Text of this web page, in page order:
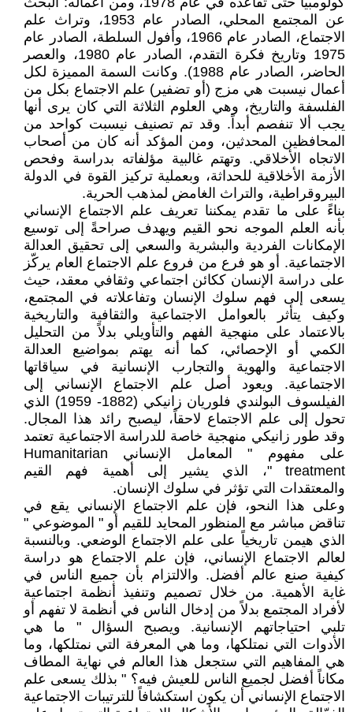
عن المجتمع المحلي، الصادر عام 1953، وتراث علم
الاجتماع، الصادر عام 1966، وأفول السلطة، الصادر عام
1975 وتاريخ فكرة التقدم، الصادر عام 1980، والعصر
الحاضر، الصادر عام 1988). وكانت السمة المميزة لكل
أعمال نيسبت هي مزج (أو تضفير) علم الاجتماع بكل من
الفلسفة والتاريخ، وهي العلوم الثلاثة التي كان يرى أنها
يجب ألا تنفصم أبداً. وقد تم تصنيف نيسبت كواحد من
المحافظين المحدثين، ومن المؤكد أنه كان من أصحاب
الاتجاه الأخلاقي. وتهتم غالبية مؤلفاته بدراسة وفحص
الأزمة الأخلاقية للحداثة، وبعملية تركيز القوة في الدولة
البيروقراطية، والتراث الغامض لمذهب الحرية.
بناءً على ما تقدم يمكننا تعريف علم الاجتماع الإنساني
بأنه العلم الموجه نحو القيم ويهدف صراحةً إلى توسيع
الإمكانات الفردية والبشرية والسعي إلى تحقيق العدالة
الاجتماعية. أو هو فرع من فروع علم الاجتماع العام يركّز
على دراسة الإنسان ككائن اجتماعي وثقافي معقد، حيث
يسعى إلى فهم سلوك الإنسان وتفاعلاته في المجتمع،
وكيف يتأثر بالعوامل الاجتماعية والثقافية والتاريخية
بالاعتماد على منهجية الفهم والتأويلي بدلاً من التحليل
الكمي أو الإحصائي، كما أنه يهتم بمواضيع العدالة
الاجتماعية والهوية والتجارب الإنسانية في سياقاتها
الاجتماعية. ويعود أصل علم الاجتماع الإنساني إلى
الفيلسوف البولندي فلوريان زانيكي (1882- 1959) الذي
تحول إلى علم الاجتماع لاحقاً، ليصبح رائد هذا المجال.
وقد طور زانيكي منهجية خاصة للدراسة الاجتماعية تعتمد
على مفهوم " المعامل الإنساني Humanitarian
treatment "، الذي يشير إلى أهمية فهم القيم
والمعتقدات التي تؤثر في سلوك الإنسان.
وعلى هذا النحو، فإن علم الاجتماع الإنساني يقع في
تناقض مباشر مع المنظور المحايد للقيم أو " الموضوعي "
الذي هيمن تاريخياً على علم الاجتماع الوضعي. وبالنسبة
لعالم الاجتماع الإنساني، فإن علم الاجتماع هو دراسة
كيفية صنع عالم أفضل. والالتزام بأن جميع الناس في
غاية الأهمية. من خلال تصميم وتنفيذ أنظمة اجتماعية
لأفراد المجتمع بدلاً من إدخال الناس في أنظمة لا تفهم أو
تلبي احتياجاتهم الإنسانية. ويصبح السؤال " ما هي
الأدوات التي نمتلكها، وما هي المعرفة التي نمتلكها، وما
هي المفاهيم التي ستجعل هذا العالم في نهاية المطاف
مكاناً أفضل لجميع الناس للعيش فيه؟ " بذلك يسعى علم
الاجتماع الإنساني أن يكون استكشافاً للترتيبات الاجتماعية